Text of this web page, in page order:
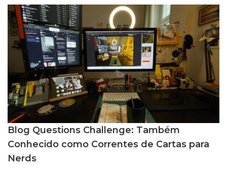
Blog Questions Challenge: Também
Conhecido como Correntes de Cartas para
Nerds